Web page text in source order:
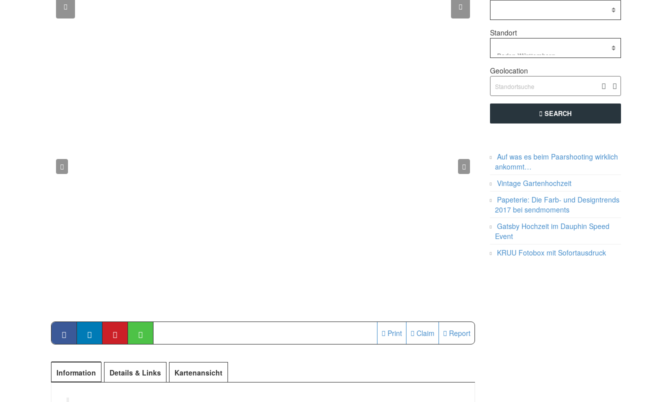
Report
Claim
Print
Information Details & Links Kartenansicht
Standort
Geolocation
SEARCH
Auf was es beim Paarshooting wirklich
ankommt…
Vintage Gartenhochzeit
Papeterie: Die Farb- und Designtrends
2017 bei sendmoments
Gatsby Hochzeit im Dauphin Speed
Event
KRUU Fotobox mit Sofortausdruck